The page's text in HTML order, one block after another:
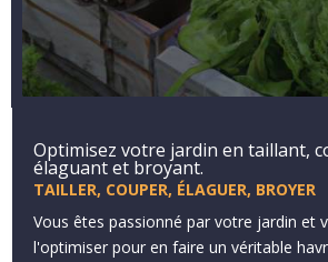
Optimisez votre jardin en taillant,
élaguant et broyant.
TAILLER, COUPER, ÉLAGUER, BROYER
Vous êtes passionné par votre jardin et
l'optimiser pour en faire un véritable